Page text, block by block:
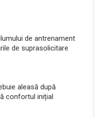
de antrenament
de suprasolicitare
aleasă după
confortul inițial